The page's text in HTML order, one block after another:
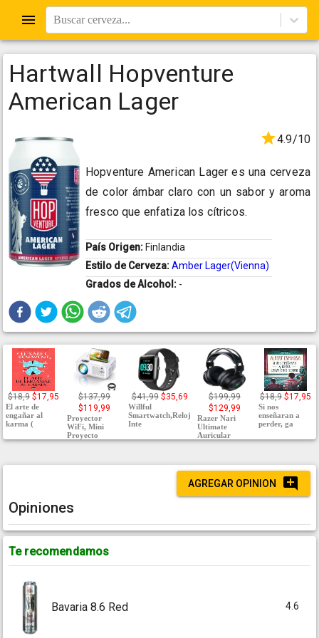
Buscar cerveza...
Hartwall Hopventure
American Lager
4.9/10
Hopventure American Lager es una cerveza
de color ámbar claro con un sabor y aroma
fresco que enfatiza los cítricos.
País Origen: Finlandia
Estilo de Cerveza:Amber Lager(Vienna)
Grados de Alcohol: -
$18,9 $17,95
El arte de
engañar al
karma (
$137,99
$119,99
Proyector
WiFi, Mini
Proyecto
$41,99 $35,69
Willful
Smartwatch,Reloj
Inte
$199,99
$129,99
Razer Nari
Ultimate
Auricular
$18,9 $17,95
Si nos
enseñaran a
perder, ga
AGREGAR OPINION
Opiniones
Te recomendamos
Bavaria 8.6 Red 4.6